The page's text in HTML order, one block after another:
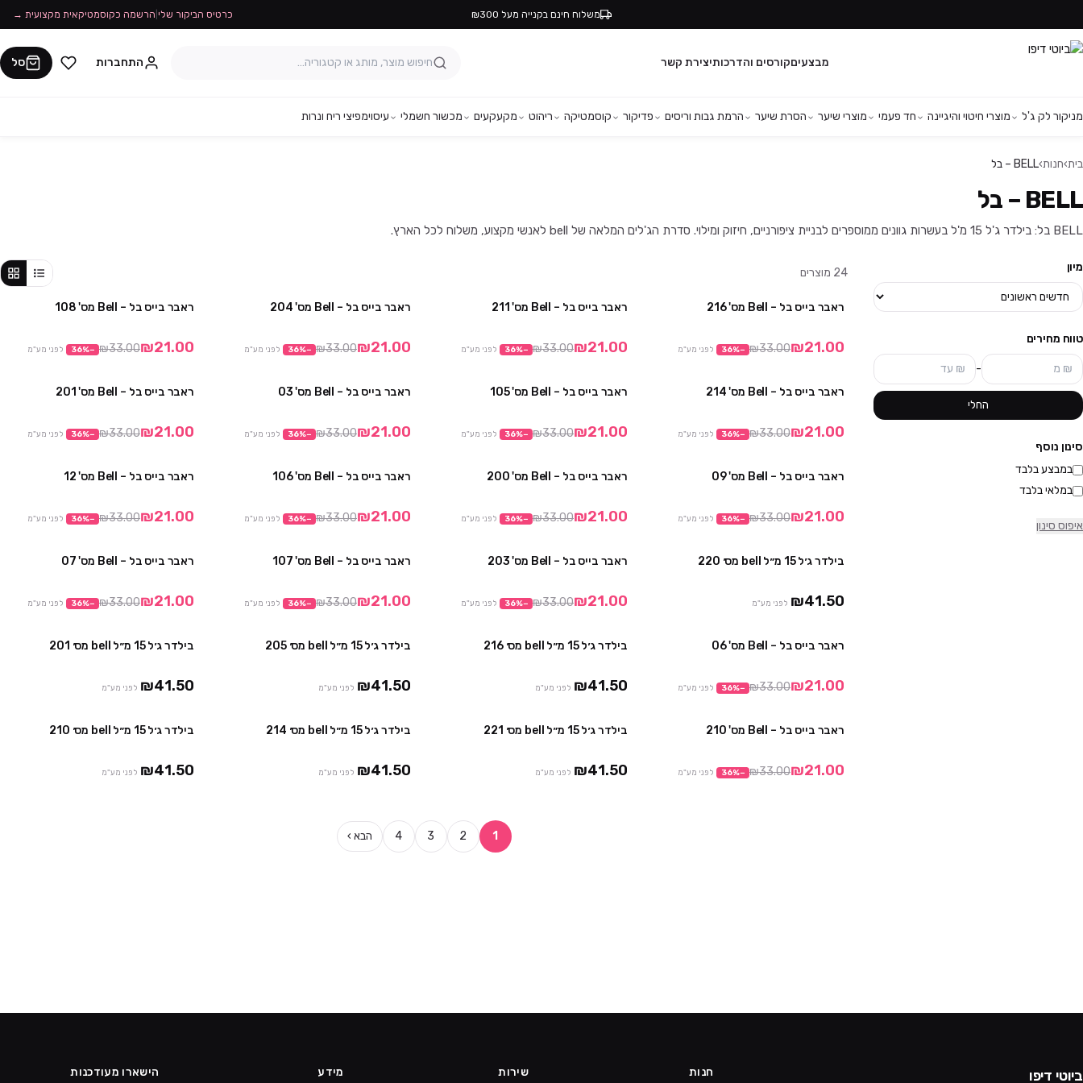
משלוח חינם בקנייה מעל ₪300 כרטיס הביקור שלי הרשמה כקוסמטיקאית מקצועית →
מבצעיםקורסים והדרכותיצירת קשר התחברות סל
מניקור לק ג'ל מוצרי חיטוי והיגיינה חד פעמי מוצרי שיער הסרת שיער הרמת גבות וריסים פדיקור קוסמטיקה ריהוט מקעקעים מכשור חשמלי עיסוימפיצי ריח ונרות
בית›חנות›BELL – בל
BELL – בל
BELL בל: בילדר ג'ל 15 מ'ל בעשרות גוונים ממוספרים לבניית ציפורניים, חיזוק ומילוי. סדרת הג'לים המלאה של bell לאנשי מקצוע, משלוח לכל הארץ.
מיון
טווח מחירים
-
החלי
סינון נוסף
במבצע בלבד
במלאי בלבד
איפוס סינון
24 מוצרים
ראבר בייס בל – Bell מס' 216
₪21.00
₪33.00
−
36% לפני מע"מ
ראבר בייס בל – Bell מס' 211
₪21.00
₪33.00
−
36% לפני מע"מ
ראבר בייס בל – Bell מס' 204
₪21.00
₪33.00
−
36% לפני מע"מ
ראבר בייס בל – Bell מס' 108
₪21.00
₪33.00
−
36% לפני מע"מ
ראבר בייס בל – Bell מס' 214
₪21.00
₪33.00
−
36% לפני מע"מ
ראבר בייס בל – Bell מס' 105
₪21.00
₪33.00
−
36% לפני מע"מ
ראבר בייס בל – Bell מס' 03
₪21.00
₪33.00
−
36% לפני מע"מ
ראבר בייס בל – Bell מס' 201
₪21.00
₪33.00
−
36% לפני מע"מ
ראבר בייס בל – Bell מס' 09
₪21.00
₪33.00
−
36% לפני מע"מ
ראבר בייס בל – Bell מס' 200
₪21.00
₪33.00
−
36% לפני מע"מ
ראבר בייס בל – Bell מס' 106
₪21.00
₪33.00
−
36% לפני מע"מ
ראבר בייס בל – Bell מס' 12
₪21.00
₪33.00
−
36% לפני מע"מ
בילדר ג׳ל 15 מ״ל bell מס׳ 220
₪41.50 לפני מע"מ
ראבר בייס בל – Bell מס' 203
₪21.00
₪33.00
−
36% לפני מע"מ
ראבר בייס בל – Bell מס' 107
₪21.00
₪33.00
−
36% לפני מע"מ
ראבר בייס בל – Bell מס' 07
₪21.00
₪33.00
−
36% לפני מע"מ
ראבר בייס בל – Bell מס' 06
₪21.00
₪33.00
−
36% לפני מע"מ
בילדר ג׳ל 15 מ״ל bell מס׳ 216
₪41.50 לפני מע"מ
בילדר ג׳ל 15 מ״ל bell מס׳ 205
₪41.50 לפני מע"מ
בילדר ג׳ל 15 מ״ל bell מס׳ 201
₪41.50 לפני מע"מ
ראבר בייס בל – Bell מס' 210
₪21.00
₪33.00
−
36% לפני מע"מ
בילדר ג׳ל 15 מ״ל bell מס׳ 221
₪41.50 לפני מע"מ
בילדר ג׳ל 15 מ״ל bell מס׳ 214
₪41.50 לפני מע"מ
בילדר ג׳ל 15 מ״ל bell מס׳ 210
₪41.50 לפני מע"מ
1
2
3
4 הבא ›
ביוטי דיפו חנות שירות מידע הישארו מעודכנות